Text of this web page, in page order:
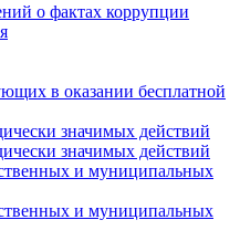
о фактах коррупции
в оказании бесплатной
значимых действий
значимых действий
и муниципальных
и муниципальных